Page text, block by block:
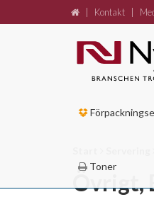
Övrigt,
Kontakt
Toner